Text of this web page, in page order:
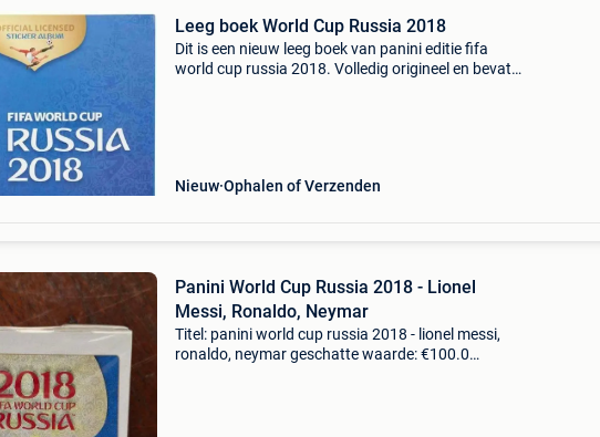
Leeg boek World Cup Russia 2018
Dit is een nieuw leeg boek van panini editie fifa
world cup russia 2018. Volledig origineel en bevat
Nieuw Ophalen of Verzenden
Panini World Cup Russia 2018 - Lionel
Messi, Ronaldo, Neymar
Titel: panini world cup russia 2018 - lionel messi,
ronaldo, neymar geschatte waarde: €100.0